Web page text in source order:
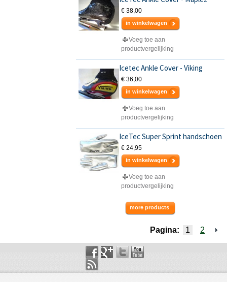
€ 38,00
in winkelwagen
Voeg toe aan
productvergelijking
Icetec Ankle Cover - Viking
€ 36,00
in winkelwagen
Voeg toe aan
productvergelijking
IceTec Super Sprint handschoen
€ 24,95
in winkelwagen
Voeg toe aan
productvergelijking
more products
Pagina: 1 2